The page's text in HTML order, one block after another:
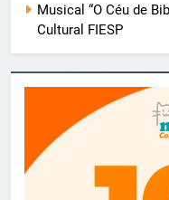
Musical “O Céu de
Cultural FIESP